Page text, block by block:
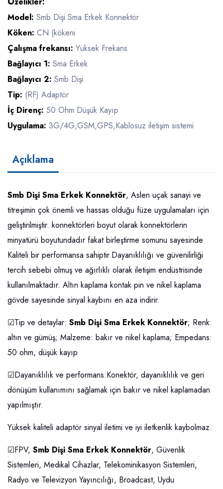
Model: Smb Dişi Sma Erkek Konnektör
Köken: CN (kökeni
Çalışma frekansı: Yüksek Frekans
Bağlayıcı 1: Sma Erkek
Bağlayıcı 2: Smb Dişi
Tip: (RF) Adaptör
İç Direnç: 50 Ohm Düşük Kayıp
Uygulama: 3G/4G,GSM,GPS,Kablosuz iletişim sistemi
Açıklama
Smb Dişi Sma Erkek Konnektör, Aslen uçak sanayi ve
titreşimin çok önemli ve hassas olduğu füze uygulamaları için
geliştirilmiştir. konnektörleri boyut olarak konnektörlerin
minyatürü boyutundadır fakat birleştirme somunu sayesinde
Kaliteli bir performansa sahiptir.Dayanıklılığı ve güvenilirliği
tercih sebebi olmuş ve ağırlıklı olarak iletişim endüstrisinde
kullanılmaktadır. Altın kaplama kontak pin ve nikel kaplama
gövde sayesinde sinyal kaybını en aza indirir.
☑Tip ve detaylar: Smb Dişi Sma Erkek Konnektör; Renk:
altın ve gümüş; Malzeme: bakır ve nikel kaplama; Empedans:
50 ohm, düşük kayıp
☑Dayanıklılık ve performans:Konektör, dayanıklılık ve geri
dönüşüm kullanımını sağlamak için bakır ve nikel kaplamadan
yapılmıştır.
Yüksek kaliteli adaptör sinyal iletimi ve iyi iletkenlik kaybolmaz.
☑FPV, Smb Dişi Sma Erkek Konnektör, Güvenlik
Sistemleri, Medikal Cihazlar, Telekominikasyon Sistemleri,
Radyo ve Televizyon Yayıncılığı, Broadcast, Uydu